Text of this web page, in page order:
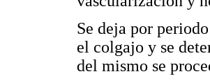
Se deja por
el colgajo y se
del mismo se